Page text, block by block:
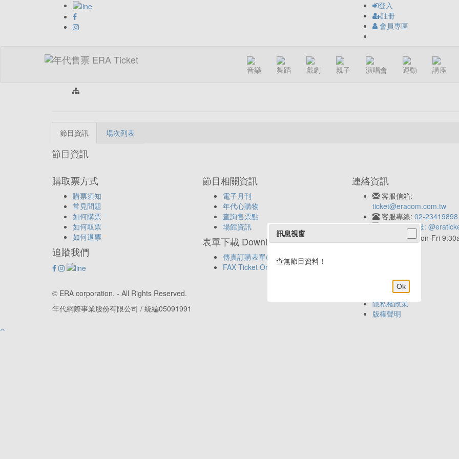
登入
註冊
會員專區
音樂 舞蹈 戲劇 親子 演唱會 運動 講座
首頁 > 類
節目資訊 場次列表
節目資訊
購取票方式
購票須知
常見問題
如何購票
如何取票
如何退票
追蹤我們
節目相關資訊
電子月刊
年代心購物
查詢售票點
場館資訊
表單下載 Download
傳真訂購表單(中文)
FAX Ticket Order Form(English)
連絡資訊
客服信箱:
ticket@eracom.com.tw
客服專線: 02-23419898
LINE客服:
服務時間:Mon-Fri
© ERA corporation. - All Rights Reserved.
年代網際事業股份有限公司 / 統編05091991
網站導覽
隱私權政策
版權聲明
訊息視窗
查無節目資料！
Ok